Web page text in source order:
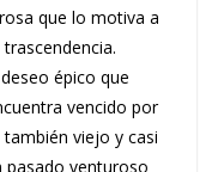
que lo motiva a
épico que
vencido por
viejo y casi
pasado venturoso